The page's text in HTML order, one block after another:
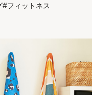
#フィットネス